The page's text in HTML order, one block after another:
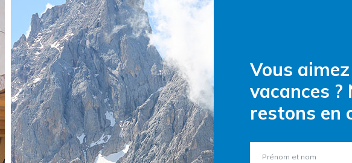
Vous
vacances ?
restons en